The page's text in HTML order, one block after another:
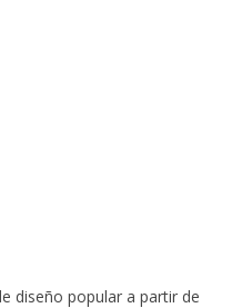
diseño popular a partir de